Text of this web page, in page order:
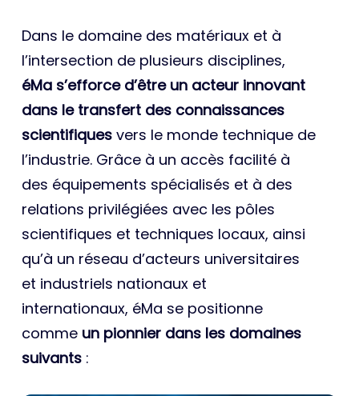
Dans le domaine des matériaux et à
l’intersection de plusieurs disciplines,
éMa s’efforce d’être un acteur innovant
dans le transfert des connaissances
scientifiques vers le monde technique de
l’industrie. Grâce à un accès facilité à
des équipements spécialisés et à des
relations privilégiées avec les pôles
scientifiques et techniques locaux, ainsi
qu’à un réseau d’acteurs universitaires
et industriels nationaux et
internationaux, éMa se positionne
comme un pionnier dans les domaines
suivants :